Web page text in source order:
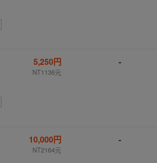
5,250円
NT1136元
-
10,000円
NT2164元
-